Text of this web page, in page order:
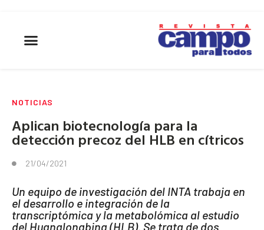
NOTICIAS
Aplican biotecnología para la
detección precoz del HLB en cítricos
21/04/2021
Un equipo de investigación del INTA trabaja en
el desarrollo e integración de la
transcriptómica y la metabolómica al estudio
del Huanglongbing (HLB). Se trata de dos